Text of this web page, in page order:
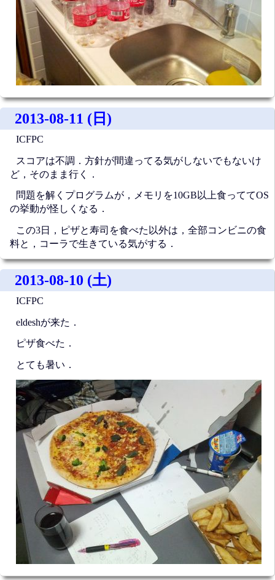
2013-08-11 (日)
ICFPC
スコアは不調．方針が間違ってる気がしないでもないけ
ど，そのまま行く．
問題を解くプログラムが，メモリを10GB以上食っててOS
の挙動が怪しくなる．
この3日，ピザと寿司を食べた以外は，全部コンビニの食
料と，コーラで生きている気がする．
2013-08-10 (土)
ICFPC
eldeshが来た．
ピザ食べた．
とても暑い．